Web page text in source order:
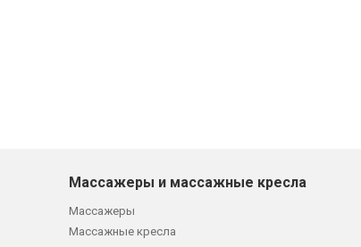
Массажеры и массажные кресла
Массажеры
Массажные кресла